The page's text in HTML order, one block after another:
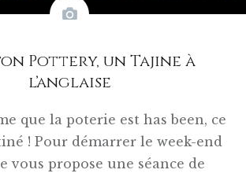
Pottery, un Tajine à
l’anglaise
que la poterie est has been, ce
! Pour démarrer le week-end
vous propose une séance de